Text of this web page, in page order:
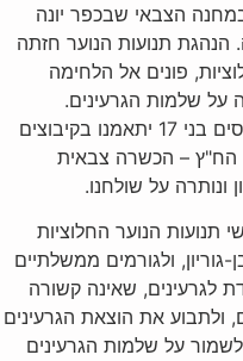
הצבאי שבכפר יונה
שבפרדס חנה. הנהגת תנועות הנוער חזתה
פונים אל הלחימה
על שלמות הגרעינים.
התנועות העלו הצעה לפיה אותם מגויסים בני 17 יתאמנו בקיבוצים
הח"ץ – הכשרה צבאית
ונותרה על שולחנו.
תנועות הנוער החלוציות
ולגורמים ממשלתיים
לגרעינים, שאינה קשורה
ולתבוע את הוצאת הגרעינים
על שלמות הגרעינים